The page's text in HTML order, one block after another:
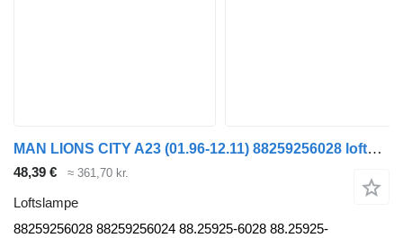
MAN LIONS CITY A23 (01.96-12.11) 88259256028 loftslampe til MAN Lion's bus (1991-)
48,39 € ≈ 361,70 kr.
Loftslampe
88259256028 88259256024 88.25925-6028 88.25925-